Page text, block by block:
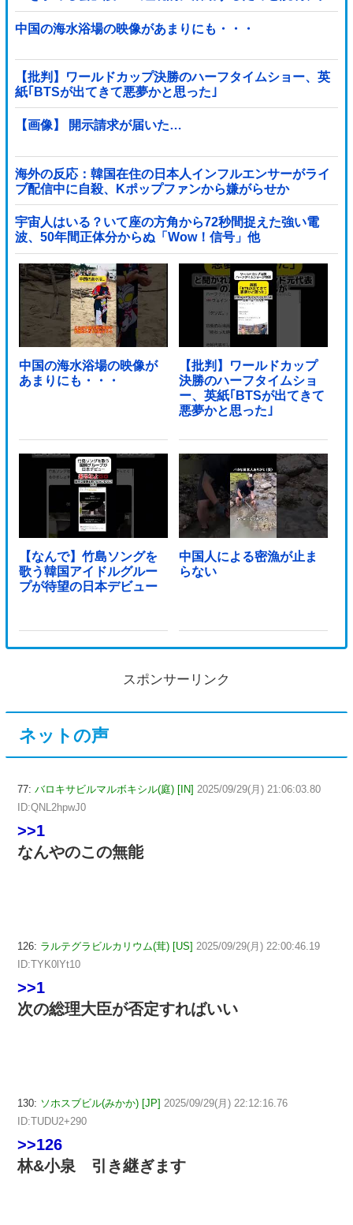
ラファン立ち上げも準備
中国の海水浴場の映像があまりにも・・・
【批判】ワールドカップ決勝のハーフタイムショー、英
紙｢BTSが出てきて悪夢かと思った｣
【画像】 開示請求が届いた…
海外の反応：韓国在住の日本人インフルエンサーがライ
ブ配信中に自殺、Kポップファンから嫌がらせか
宇宙人はいる？いて座の方角から72秒間捉えた強い電
波、50年間正体分からぬ「Wow！信号」他
中国の海水浴場の映像が
あまりにも・・・
【批判】ワールドカップ
決勝のハーフタイムショ
ー、英紙｢BTSが出てきて
悪夢かと思った｣
【なんで】竹島ソングを
歌う韓国アイドルグルー
プが待望の日本デビュー
中国人による密漁が止ま
らない
スポンサーリンク
ネットの声
77: バロキサビルマルボキシル(庭) [IN] 2025/09/29(月) 21:06:03.80
ID:QNL2hpwJ0
>>1
なんやのこの無能
126: ラルテグラビルカリウム(茸) [US] 2025/09/29(月) 22:00:46.19
ID:TYK0lYt10
>>1
次の総理大臣が否定すればいい
130: ソホスブビル(みかか) [JP] 2025/09/29(月) 22:12:16.76
ID:TUDU2+290
>>126
林&小泉 引き継ぎます